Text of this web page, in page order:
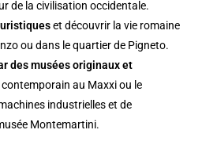
de la civilisation occidentale.
et découvrir la vie romaine
ou dans le quartier de Pigneto.
des musées originaux et
contemporain au Maxxi ou le
industrielles et de
Montemartini.